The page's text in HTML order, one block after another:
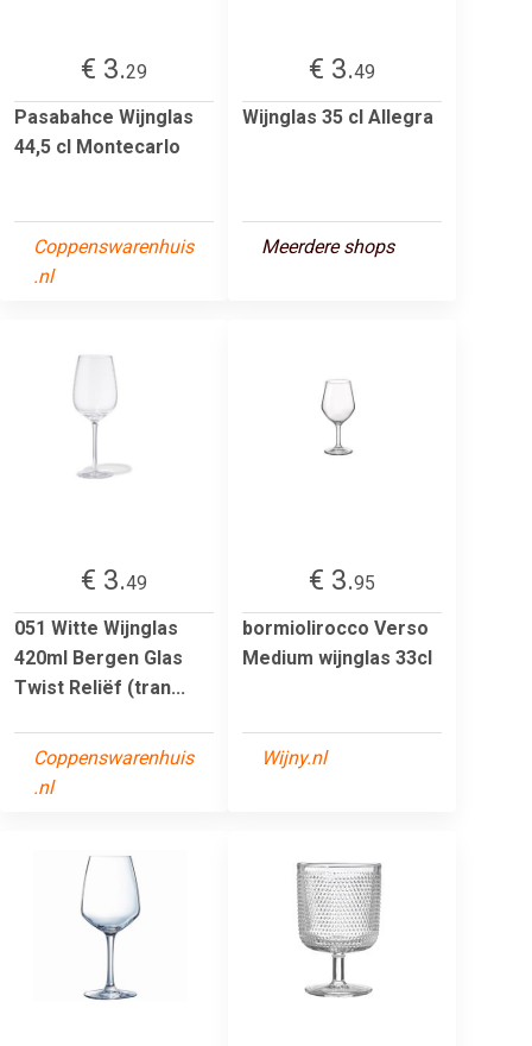
€ 3.29
Pasabahce Wijnglas
44,5 cl Montecarlo
Coppenswarenhuis
.nl
€ 3.49
Wijnglas 35 cl Allegra
Meerdere shops
€ 3.49
051 Witte Wijnglas
420ml Bergen Glas
Twist Reliëf (tran...
Coppenswarenhuis
.nl
€ 3.95
bormiolirocco Verso
Medium wijnglas 33cl
Wijny.nl